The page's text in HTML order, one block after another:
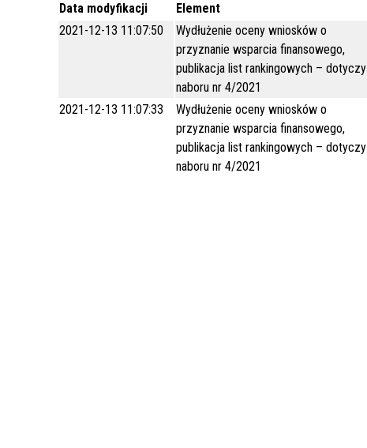
ARP_POŻYCZKA ANTYINFLACYJNA
GRUNTOWEJ, STANOWIĄCEJ
WŁASNOŚĆ SKARBU PAŃSTWA,
POŁOŻONEJ WE WŁOCŁAWKU PRZY UL.
DUNINOWSKIEJ, OZNACZONEJ JAKO
DZIAŁKA EWIDENCYJNA NR 26/2
(WŁOCŁAWEK KM 93) O POW. 0,0835
Data modyfikacji Element
2021-12-13 11:07:50
Wydłużenie oceny wniosków o
przyznanie wsparcia finansowego,
publikacja list rankingowych – dotyczy
naboru nr 4/2021
2021-12-13 11:07:33
Wydłużenie oceny wniosków o
przyznanie wsparcia finansowego,
publikacja list rankingowych – dotyczy
naboru nr 4/2021